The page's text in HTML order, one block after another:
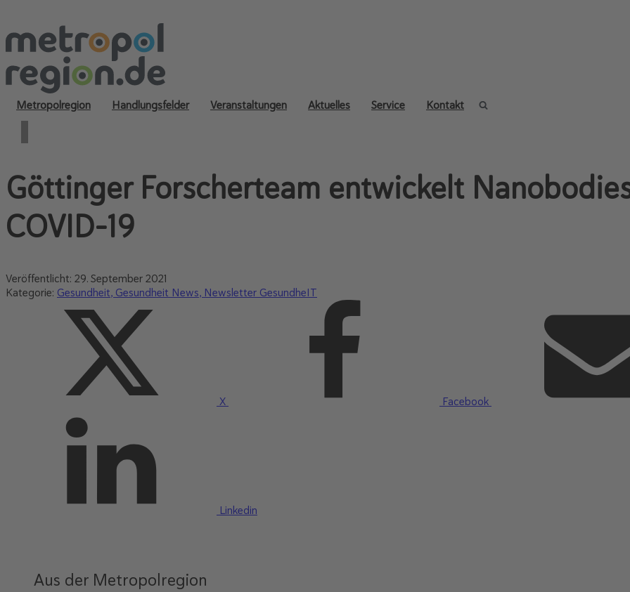
Metropolregion Handlungsfelder Veranstaltungen Aktuelles Service Kontakt
Göttinger Forscherteam entwickelt
COVID-19
Veröffentlicht: 29. September 2021
Kategorie: Gesundheit Gesundheit News Newsletter GesundheIT
X Facebook
Linkedin
Aus der Metropolregion